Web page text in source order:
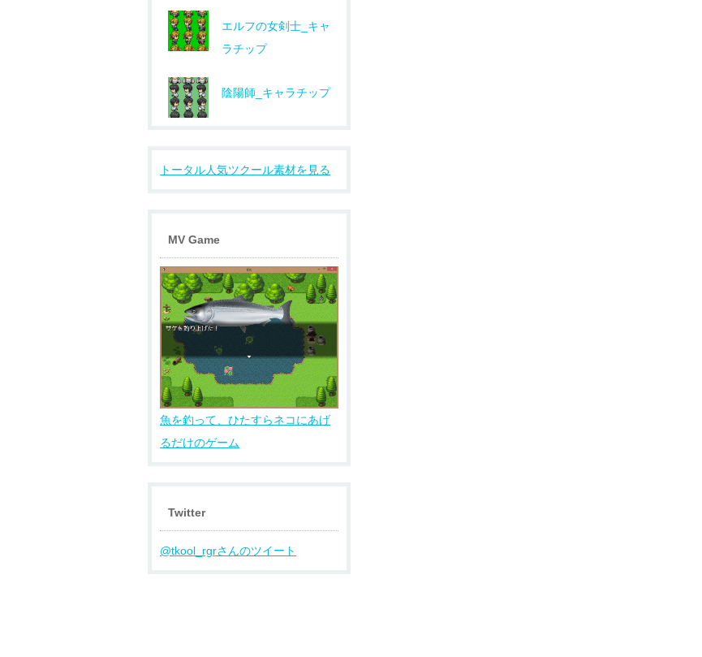
エルフの女剣士_キャ
ラチップ
陰陽師_キャラチップ
トータル人気ツクール素材を見る
MV Game
魚を釣って、ひたすらネコにあげ
るだけのゲーム
Twitter
@tkool_rgrさんのツイート